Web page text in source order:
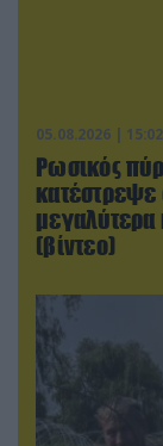
05.08.2026 | 15:02
Ρωσικός
μεγαλύτερα
(βίντεο)